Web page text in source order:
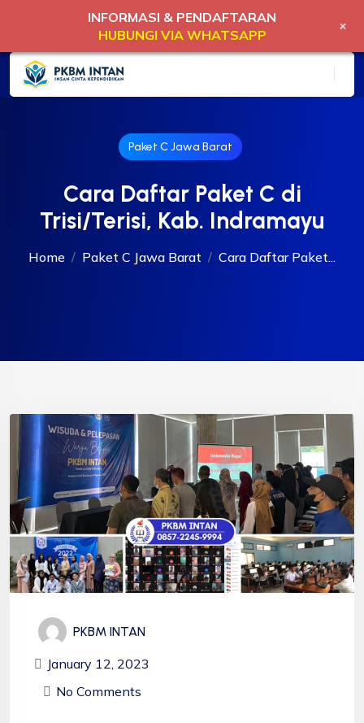
Paket C Jawa Barat
Cara Daftar Paket C di
Trisi/Terisi, Kab. Indramayu
Home Paket C Jawa Barat Cara Daftar Paket...
PKBM INTAN
January 12, 2023
No Comments
INFORMASI & PENDAFTARAN
HUBUNGI VIA WHATSAPP
+